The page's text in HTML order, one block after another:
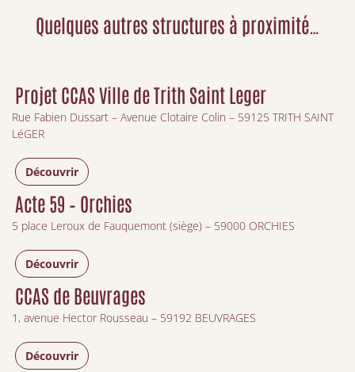
Quelques autres structures à proximité…
Projet CCAS Ville de Trith Saint Leger
Rue Fabien Dussart – Avenue Clotaire Colin – 59125 TRITH SAINT
LéGER
Découvrir
Acte 59 – Orchies
5 place Leroux de Fauquemont (siège) – 59000 ORCHIES
Découvrir
CCAS de Beuvrages
1, avenue Hector Rousseau – 59192 BEUVRAGES
Découvrir